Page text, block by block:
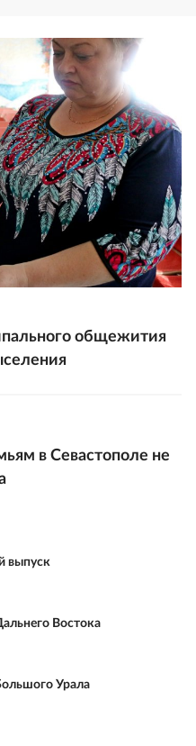
общежития
в Севастополе не
выпуск
Востока
Урала